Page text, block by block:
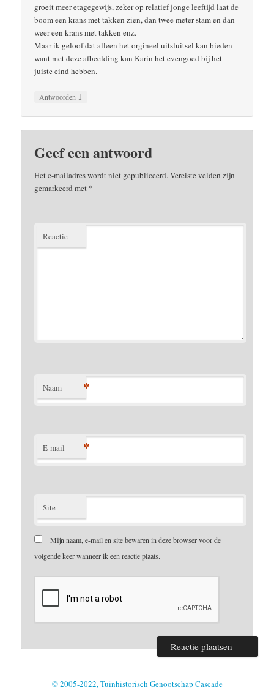
groeit meer etagegewijs, zeker op relatief jonge leeftijd laat de
boom een krans met takken zien, dan twee meter stam en dan
weer een krans met takken enz.
Maar ik geloof dat alleen het orgineel uitsluitsel kan bieden
want met deze afbeelding kan Karin het evengoed bij het
juiste eind hebben.
Antwoorden ↓
Geef een antwoord
Het e-mailadres wordt niet gepubliceerd.Vereiste velden zijn
gemarkeerd met *
Reactie
Naam *
E-mail *
Site
Mijn naam, e-mail en site bewaren in deze browser voor de
volgende keer wanneer ik een reactie plaats.
© 2005-2022, Tuinhistorisch Genootschap Cascade